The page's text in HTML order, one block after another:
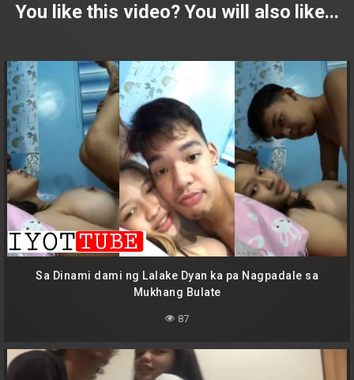
You like this video? You will also like...
Sa Dinami dami ng Lalake Dyan ka pa Nagpadale sa
Mukhang Bulate
87